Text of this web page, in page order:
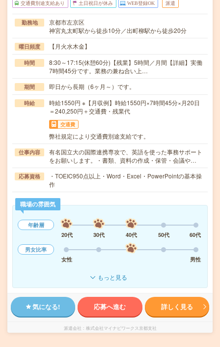
交通費別途支給あり 土日祝日が休み WEB登録OK 派遣
勤務地
京都市左京区
神宮丸太町駅から徒歩10分／出町柳駅から徒歩20分
曜日頻度 【月火水木金】
時間
8:30～17:15(休憩60分)【残業】5時間／月間【詳細】実働
7時間45分です。業務の兼ね合い上…
期間 即日から長期（6ヶ月～）です。
時給
時給1550円 ※【月収例】時給1550円×7時間45分×月20日
＝240,250円＋交通費・残業代
交通費
弊社規定により交通費別途支給です。
仕事内容
有名国立大の国際連携専攻で、英語を使った事務サポート
をお願いします。・書類、資料の作成・保管・会議や…
応募資格
・TOEIC950点以上・Word・Excel・PowerPointの基本操
作
職場の雰囲気
年齢層
20代
30代 40代 50代
60代
男女比率
女性
男性
もっと見る
気になる! 応募へ進む 詳しく見る
派遣会社 株式会社マイナビワークス京都支社